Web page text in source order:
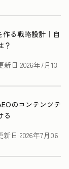
る戦略設計｜自
？
新日 2026年7月13
のコンテンツテ
る
新日 2026年7月06